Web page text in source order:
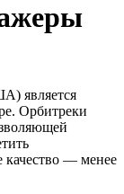
является
Орбитреки
качество — менее